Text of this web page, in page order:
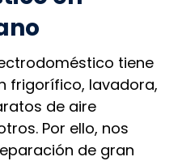
tiene
frigorífico, lavadora,
de aire
Por ello, nos
de gran